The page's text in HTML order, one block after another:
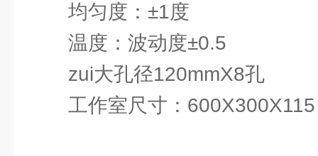
均匀度：±1度
温度：波动度±0.5
zui大孔径120mmX8孔
工作室尺寸：600X300X115